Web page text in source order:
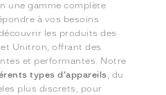
une gamme complète
à vos besoins
les produits des
Unitron, offrant des
et performantes. Notre
types d'appareils, du
plus discrets, pour